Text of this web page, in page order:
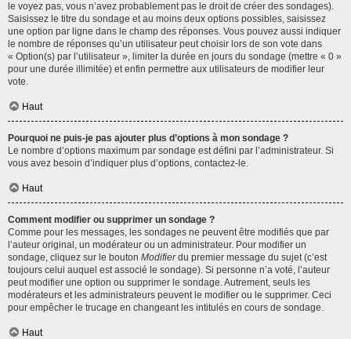
le voyez pas, vous n’avez probablement pas le droit de créer des sondages).
Saisissez le titre du sondage et au moins deux options possibles, saisissez
une option par ligne dans le champ des réponses. Vous pouvez aussi indiquer
le nombre de réponses qu’un utilisateur peut choisir lors de son vote dans
« Option(s) par l’utilisateur », limiter la durée en jours du sondage (mettre « 0 »
pour une durée illimitée) et enfin permettre aux utilisateurs de modifier leur
vote.
Haut
Pourquoi ne puis-je pas ajouter plus d’options à mon sondage ?
Le nombre d’options maximum par sondage est défini par l’administrateur. Si
vous avez besoin d’indiquer plus d’options, contactez-le.
Haut
Comment modifier ou supprimer un sondage ?
Comme pour les messages, les sondages ne peuvent être modifiés que par
l’auteur original, un modérateur ou un administrateur. Pour modifier un
sondage, cliquez sur le bouton Modifierdu premier message du sujet (c’est
toujours celui auquel est associé le sondage). Si personne n’a voté, l’auteur
peut modifier une option ou supprimer le sondage. Autrement, seuls les
modérateurs et les administrateurs peuvent le modifier ou le supprimer. Ceci
pour empêcher le trucage en changeant les intitulés en cours de sondage.
Haut